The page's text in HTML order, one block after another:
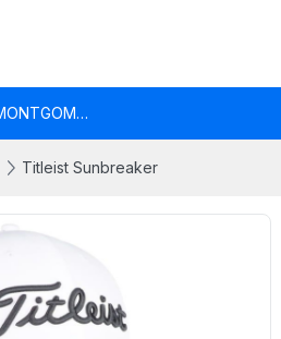
PROSHOP MONTGOMERIE LINKS
Titleist Sunbreaker